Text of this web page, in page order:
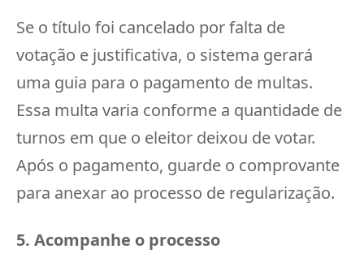
Se o título foi cancelado por falta de
votação e justificativa, o sistema gerará
uma guia para o pagamento de multas.
Essa multa varia conforme a quantidade de
turnos em que o eleitor deixou de votar.
Após o pagamento, guarde o comprovante
para anexar ao processo de regularização.
5. Acompanhe o processo